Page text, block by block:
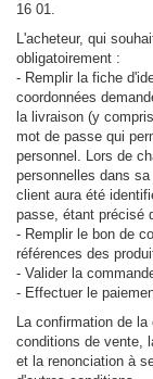
16 01.
L'acheteur, qui
obligatoirement :
- Remplir la fiche
coordonnées
la livraison (y
mot de passe qui
personnel. Lors de
personnelles dans
client aura été
passe, étant précisé
- Remplir le bon de
références des
- Valider la
- Effectuer le
La confirmation de
conditions de vente,
et la renonciation à